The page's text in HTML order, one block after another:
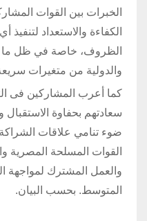
الخبرات بين القوات
الكفاءة والاستعداد
الظروف، خاصة في ظل ما
والدولية من متغيرات
كما أعرب المشاركين فى
سعادتهم بحفاوة الاستقبال
ضوء تنامي علاقات
القوات المسلحة المصرية
والعمل المشترك لمواجهة
المتوسط. بحسب البيان.